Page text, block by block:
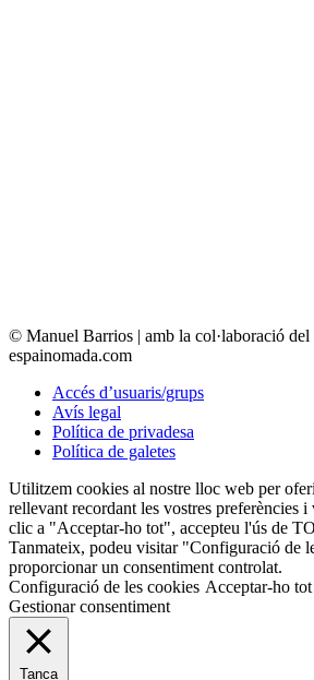
© Manuel Barrios | amb la col·laboració
espainomada.com
Accés d’usuaris/grups
Avís legal
Política de privadesa
Política de galetes
Utilitzem cookies al nostre lloc web per
rellevant recordant les vostres preferències
clic a "Acceptar-ho tot", accepteu l'ús de
Tanmateix, podeu visitar "Configuració de
proporcionar un consentiment controlat.
Configuració de les cookies Acceptar-ho tot
Gestionar consentiment
Tanca